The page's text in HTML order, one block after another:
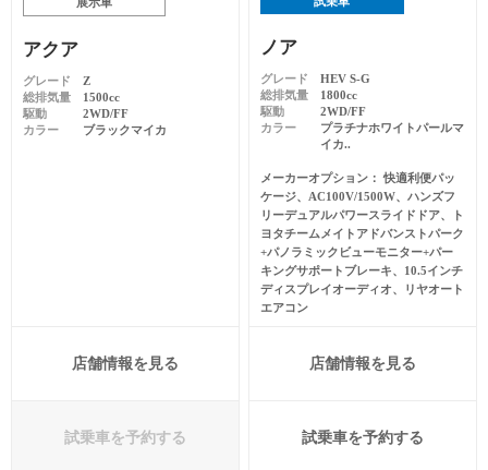
アクア
グレード
Z
総排気量
1500cc
駆動
2WD/FF
カラー
ブラックマイカ
店舗情報を見る
試乗車を予約する
ノア
グレード
HEV S-G
総排気量
1800cc
駆動
2WD/FF
カラー
プラチナホワイトパールマ
イカ..
メーカーオプション
快適利便パッ
ケージ、AC100V/1500W、ハンズフ
リーデュアルパワースライドドア、ト
ヨタチームメイトアドバンストパーク
+パノラミックビューモニター+パー
キングサポートブレーキ、10.5インチ
ディスプレイオーディオ、リヤオート
エアコン
店舗情報を見る
試乗車を予約する